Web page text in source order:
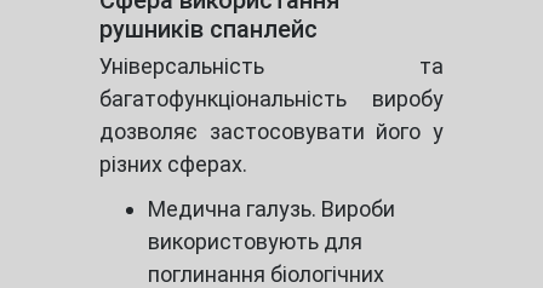
рушників спанлейс
Універсальність та
багатофункціональність виробу
дозволяє застосовувати його у
різних сферах.
Медична галузь. Вироби
використовують для
поглинання біологічних